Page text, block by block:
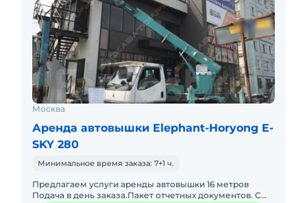
Москва
Аренда автовышки Elephant-Horyong E-
SKY 280
Минимальное время заказа: 7+1 ч.
Предлагаем услуги аренды автовышки 16 метров
Подача в день заказа.Пакет отчетных документов. С